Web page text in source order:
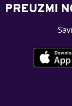
PREUZMI